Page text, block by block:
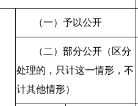
（一）予以公开
（二）部分公开（区分
处理的，只计这一情形，不
计其他情形）